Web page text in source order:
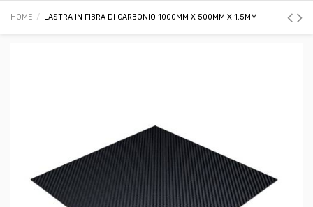
HOME LASTRA IN FIBRA DI CARBONIO 1000MM X 500MM X 1,5MM